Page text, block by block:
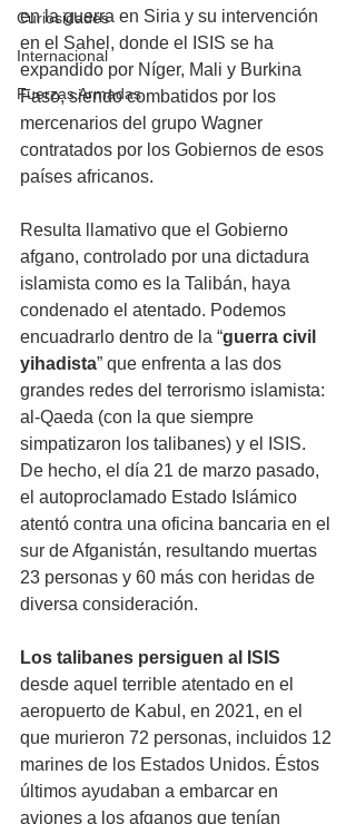
Curiosidades
Internacional
Fuerzas Armadas
en la guerra en Siria y su intervención
en el Sahel, donde el ISIS se ha
expandido por Níger, Mali y Burkina
Faso, siendo combatidos por los
mercenarios del grupo Wagner
contratados por los Gobiernos de esos
países africanos.
Resulta llamativo que el Gobierno
afgano, controlado por una dictadura
islamista como es la Talibán, haya
condenado el atentado. Podemos
encuadrarlo dentro de la “guerra civil
yihadista” que enfrenta a las dos
grandes redes del terrorismo islamista:
al-Qaeda (con la que siempre
simpatizaron los talibanes) y el ISIS.
De hecho, el día 21 de marzo pasado,
el autoproclamado Estado Islámico
atentó contra una oficina bancaria en el
sur de Afganistán, resultando muertas
23 personas y 60 más con heridas de
diversa consideración.
Los talibanes persiguen al ISIS
desde aquel terrible atentado en el
aeropuerto de Kabul, en 2021, en el
que murieron 72 personas, incluidos 12
marines de los Estados Unidos. Éstos
últimos ayudaban a embarcar en
aviones a los afganos que tenían